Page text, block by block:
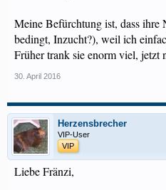
Meine Befürchtung ist, dass ihre
bedingt, Inzucht?), weil ich
Früher trank sie enorm viel, jetzt
30. April 2016
Herzensbrecher
VIP-User
VIP
Liebe Fränzi,